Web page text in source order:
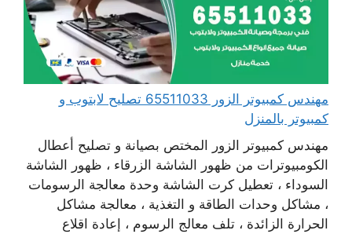
مهندس كمبيوتر الزور 65511033 تصليح لابتوب و
كمبيوتر بالمنزل
مهندس كمبيوتر الزور المختص بصيانة و تصليح أعطال
الكومبيوترات من ظهور الشاشة الزرقاء ، ظهور الشاشة
السوداء ، تعطيل كرت الشاشة وحدة معالجة الرسومات
، مشاكل وحدات الطاقة و التغذية ، معالجة مشاكل
الحرارة الزائدة ، تلف معالج الرسوم ، إعادة اقلاع